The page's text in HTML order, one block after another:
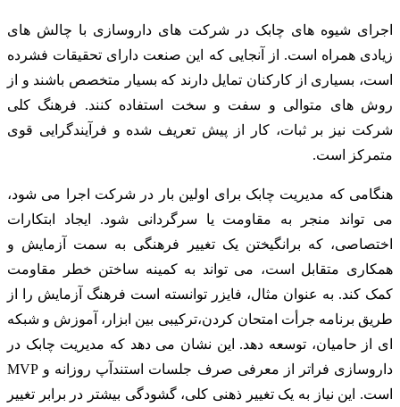
اجرای شیوه های چابک در شرکت های داروسازی با چالش های
زیادی همراه است. از آنجایی که این صنعت دارای تحقیقات فشرده
است، بسیاری از کارکنان تمایل دارند که بسیار متخصص باشند و از
روش های متوالی و سفت و سخت استفاده کنند. فرهنگ کلی
شرکت نیز بر ثبات، کار از پیش تعریف شده و فرآیندگرایی قوی
متمرکز است.
هنگامی که مدیریت چابک برای اولین بار در شرکت اجرا می شود،
می تواند منجر به مقاومت یا سرگردانی شود. ایجاد ابتکارات
اختصاصی، که برانگیختن یک تغییر فرهنگی به سمت آزمایش و
همکاری متقابل است، می تواند به کمینه ساختن خطر مقاومت
کمک کند. به عنوان مثال، فایزر توانسته است فرهنگ آزمایش را از
طریق برنامه جرأت امتحان کردن،ترکیبی بین ابزار، آموزش و شبکه
ای از حامیان، توسعه دهد. این نشان می دهد که مدیریت چابک در
داروسازی فراتر از معرفی صرف جلسات استندآپ روزانه و MVP
است. این نیاز به یک تغییر ذهنی کلی، گشودگی بیشتر در برابر تغییر